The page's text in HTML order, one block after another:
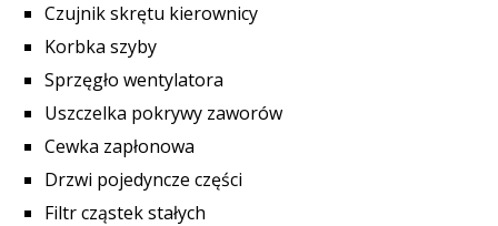
Czujnik skrętu kierownicy
Korbka szyby
Sprzęgło wentylatora
Uszczelka pokrywy zaworów
Cewka zapłonowa
Drzwi pojedyncze części
Filtr cząstek stałych